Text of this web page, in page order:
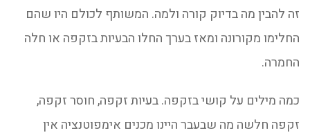
זה להבין מה בדיוק קורה ולמה. המשותף לכולם היו שהם
החלימו מקורונה ומאז בערך החלו הבעיות בזקפה או חלה
החמרה.
כמה מילים על קושי בזקפה. בעיות זקפה, חוסר זקפה,
זקפה חלשה מה שבעבר היינו מכנים אימפוטנציה אין